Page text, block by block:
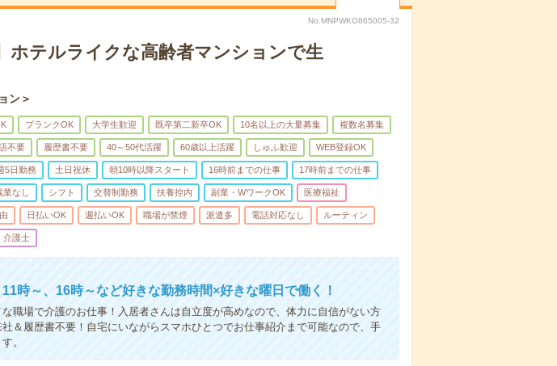
No.MNPWKO865005-32
ホテルライクな高齢者マンションで生
ン＞
ブランクOK 大学生歓迎 既卒第二新卒OK 10名以上の大量募集 複数名募集
不要 履歴書不要 40～50代活躍 60歳以上活躍 しゅふ歓迎 WEB登録OK
5日勤務 土日祝休 朝10時以降スタート 16時前までの仕事 17時前までの仕事
業なし シフト 交替制勤務 扶養控内 副業・WワークOK 医療福祉
日払いOK 週払いOK 職場が禁煙 派遣多 電話対応なし ルーティン
介護士
時～、16時～など好きな勤務時間×好きな曜日で働く！
職場で介護のお仕事！入居者さんは自立度が高めなので、体力に自信がない方
＆履歴書不要！自宅にいながらスマホひとつでお仕事紹介まで可能なので、手
。